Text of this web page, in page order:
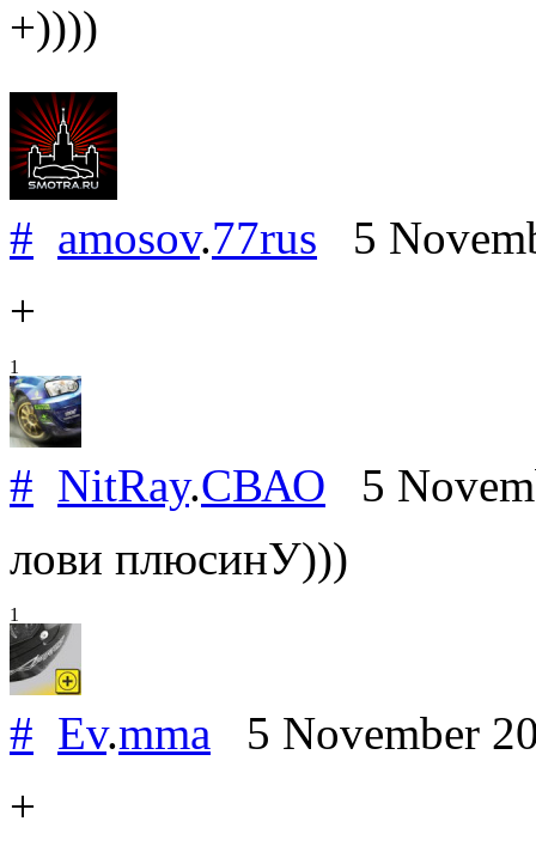
+))))
# amosov.77rus 5
+
1
# NitRay.СВАО 5
лови плюсинУ)))
1
# Ev.mma 5 November
+